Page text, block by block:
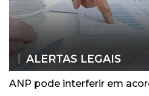
ALERTAS LEGAIS
ANP pode interferir em